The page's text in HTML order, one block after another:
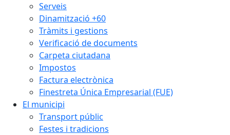
Serveis
Dinamització +60
Tràmits i gestions
Verificació de documents
Carpeta ciutadana
Impostos
Factura electrònica
Finestreta Única Empresarial (FUE)
El municipi
Transport públic
Festes i tradicions